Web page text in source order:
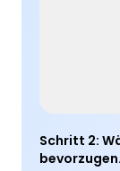
Schritt 2:
bevorzugen.